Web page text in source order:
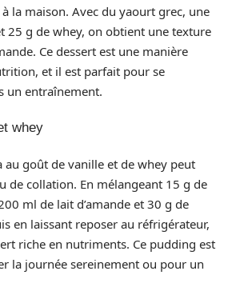
la maison. Avec du yaourt grec, une
25 g de whey, on obtient une texture
Ce dessert est une manière
et il est parfait pour se
un entraînement.
whey
au goût de vanille et de whey peut
de collation. En mélangeant 15 g de
ml de lait d’amande et 30 g de
en laissant reposer au réfrigérateur,
riche en nutriments. Ce pudding est
la journée sereinement ou pour un